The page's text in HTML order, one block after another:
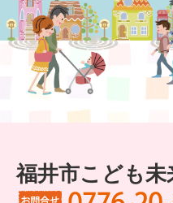
福井市こども